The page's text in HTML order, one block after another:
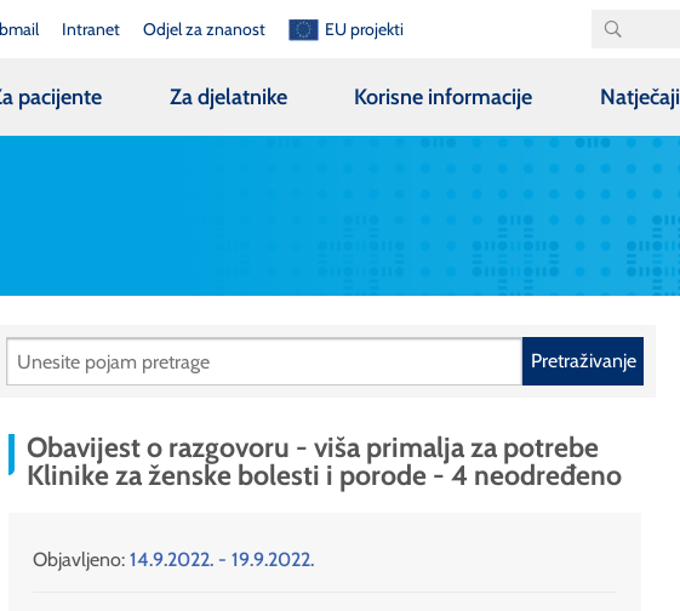
Intranet Odjel za znanost EU projekti
pacijente Za djelatnike Korisne informacije Natječaji
Pretraživanje
Obavijest o razgovoru - viša primalja za potrebe
Klinike za ženske bolesti i porode - 4 neodređeno
Objavljeno: 14.9.2022. - 19.9.2022.